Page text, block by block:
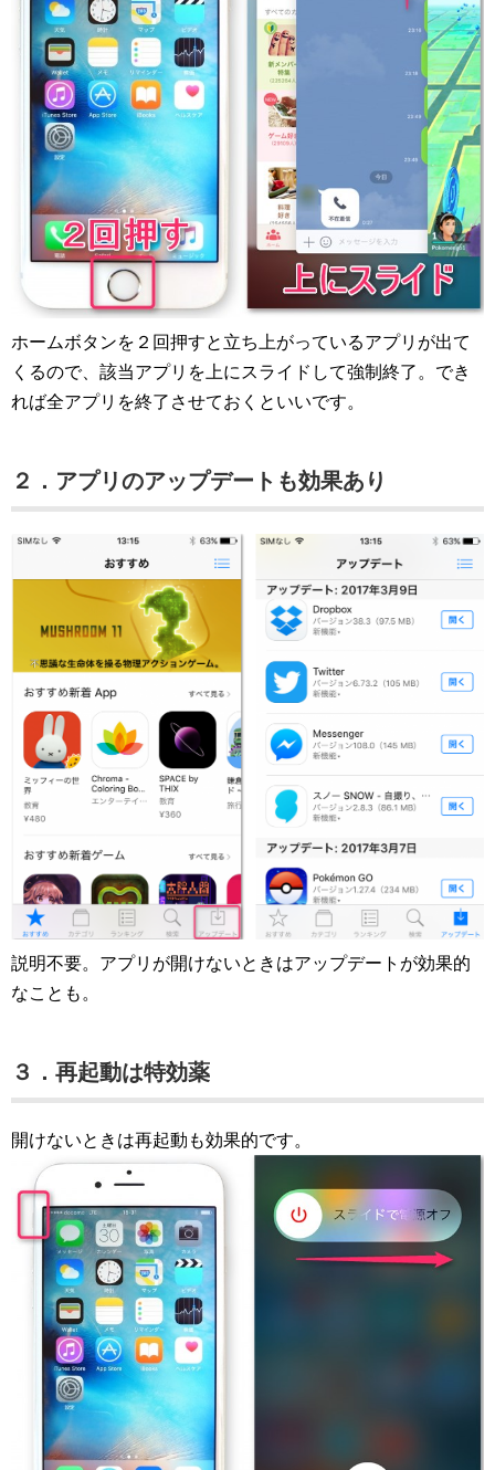
ホームボタンを２回押すと立ち上がっているアプリが出て
くるので、該当アプリを上にスライドして強制終了。でき
れば全アプリを終了させておくといいです。
２．アプリのアップデートも効果あり
説明不要。アプリが開けないときはアップデートが効果的
なことも。
３．再起動は特効薬
開けないときは再起動も効果的です。